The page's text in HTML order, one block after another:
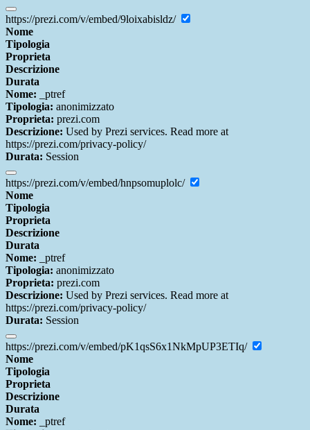
https://prezi.com/v/embed/9loixabisldz/
Nome
Tipologia
Proprieta
Descrizione
Durata
Nome: _ptref
Tipologia: anonimizzato
Proprieta: prezi.com
Descrizione: Used by Prezi services. Read more at
https://prezi.com/privacy-policy/
Durata: Session
https://prezi.com/v/embed/hnpsomuplolc/
Nome
Tipologia
Proprieta
Descrizione
Durata
Nome: _ptref
Tipologia: anonimizzato
Proprieta: prezi.com
Descrizione: Used by Prezi services. Read more at
https://prezi.com/privacy-policy/
Durata: Session
https://prezi.com/v/embed/pK1qsS6x1NkMpUP3ETIq/
Nome
Tipologia
Proprieta
Descrizione
Durata
Nome: _ptref